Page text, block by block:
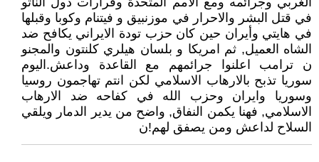
في قتل البشر والاحرار في موزنبيق و فيتنام وكوبا وقبلها
في هايتي وأيران حين كان حزب تودة الايراني يكافح ضد
الشاه العميل, ثم امريكا و بلسان هيلري كلنتون والمجنو
ن ترامب اعلنوا جرائمهم مع القاعدة وداعش.اليوم
سوريا تذبح بالارهاب الاسلامي لكن انتم تهاجمون روسيا
وسوريا وايران وحزب الله في كفاحه ضد الارهاب
الاسلامي, فهنا يكمن النفاق, واضح من يدير الدمار ويلقي
السلاح لداعش ومن يصفق لهم!ن